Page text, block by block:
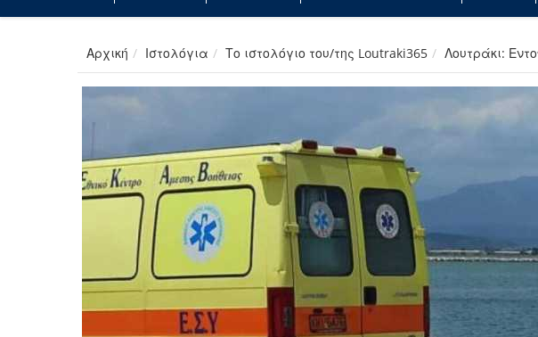
Αρχική Ιστολόγια Το ιστολόγιο του/της Loutraki365 Λουτράκι: